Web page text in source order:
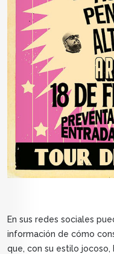
En sus redes sociales
información de cómo
que, con su estilo